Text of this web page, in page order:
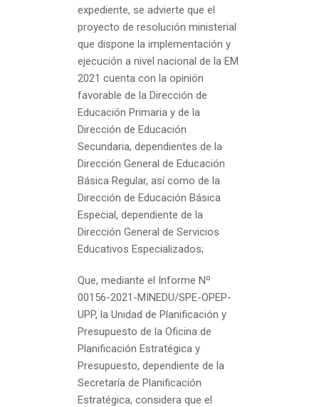
expediente, se advierte que el
proyecto de resolución ministerial
que dispone la implementación y
ejecución a nivel nacional de la EM
2021 cuenta con la opinión
favorable de la Dirección de
Educación Primaria y de la
Dirección de Educación
Secundaria, dependientes de la
Dirección General de Educación
Básica Regular, así como de la
Dirección de Educación Básica
Especial, dependiente de la
Dirección General de Servicios
Educativos Especializados;
Que, mediante el Informe Nº
00156-2021-MINEDU/SPE-OPEP-
UPP, la Unidad de Planificación y
Presupuesto de la Oficina de
Planificación Estratégica y
Presupuesto, dependiente de la
Secretaría de Planificación
Estratégica, considera que el